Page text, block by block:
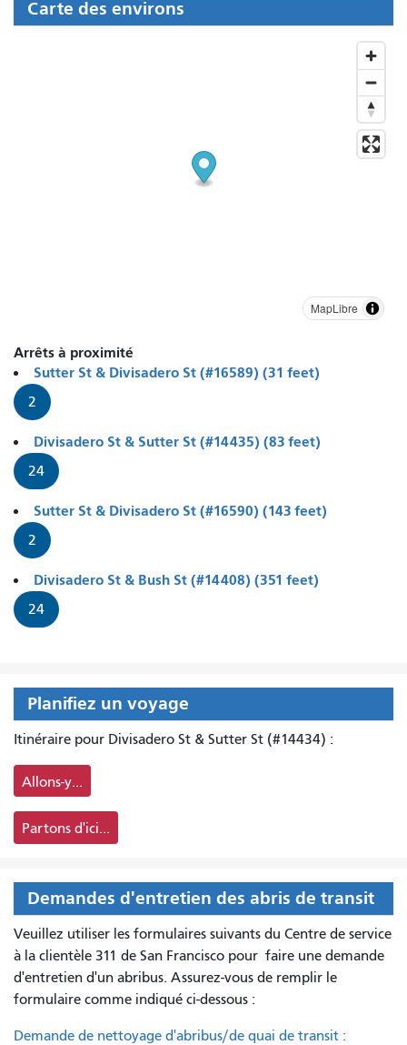
Carte des environs
MapLibre
Arrêts à proximité
Sutter St & Divisadero St (#16589) (31 feet)
2
Divisadero St & Sutter St (#14435) (83 feet)
24
Sutter St & Divisadero St (#16590) (143 feet)
2
Divisadero St & Bush St (#14408) (351 feet)
24
Planifiez un voyage
Itinéraire pour Divisadero St & Sutter St (#14434) :
Allons-y...
Partons d'ici...
Demandes d'entretien des abris de transit
Veuillez utiliser les formulaires suivants du Centre de service
à la clientèle 311 de San Francisco pour faire une demande
d'entretien d'un abribus. Assurez-vous de remplir le
formulaire comme indiqué ci-dessous :
Demande de nettoyage d'abribus/de quai de transit :